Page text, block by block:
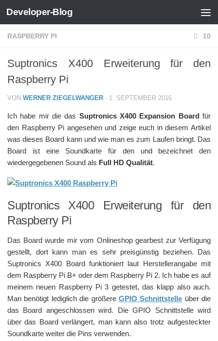
Zum Inhalt springen
Developer-Blog
RASPBERRY PI 10
Suptronics X400 Erweiterung für den
Raspberry Pi
VON WERNER ZIEGELWANGER · 1. SEPTEMBER 2016
Ich habe mir die das Suptronics X400 Expansion Boardfür
den Raspberry Pi angesehen und zeige euch in diesem Artikel
was dieses Board kann und wie man es zum Laufen bringt. Das
Board ist eine Soundkarte für den und bezeichnet den
wiedergegebenen Sound als Full HD Qualität.
Suptronics X400 Erweiterung für den
Raspberry Pi
Das Board wurde mir vom Onlineshop gearbest zur Verfügung
gestellt, dort kann man es sehr preisgünstig beziehen. Das
Suptronics X400 Board funktioniert laut Herstellerangabe mit
dem Raspberry Pi B+ oder dem Raspberry Pi 2. Ich habe es auf
meinem neuen Raspberry Pi 3 getestet, das klapp also auch.
Man benötigt lediglich die größere GPIO Schnittstelle über die
das Board angeschlossen wird. Die GPIO Schnittstelle wird
über das Board verlängert, man kann also trotz aufgesteckter
Soundkarte weiter die Pins verwenden.